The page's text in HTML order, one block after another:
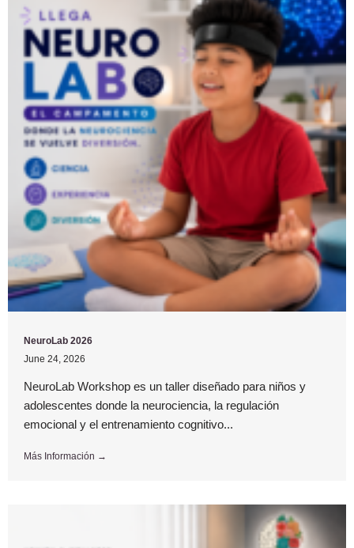
NeuroLab 2026
June 24, 2026
NeuroLab Workshop es un taller diseñado para niños y
adolescentes donde la neurociencia, la regulación
emocional y el entrenamiento cognitivo...
Más Información →